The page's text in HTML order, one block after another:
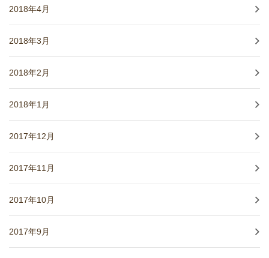
2018年4月
2018年3月
2018年2月
2018年1月
2017年12月
2017年11月
2017年10月
2017年9月